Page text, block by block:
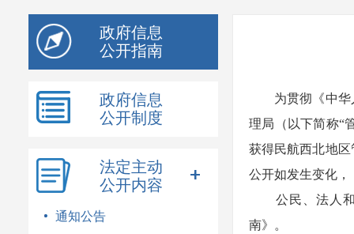
政府信息
公开指南
政府信息
公开制度
法定主动
公开内容
通知公告
为贯彻《中华人
理局（以下简称“
获得民航西北地
公开如发生变化
公民、法人和其
南》。